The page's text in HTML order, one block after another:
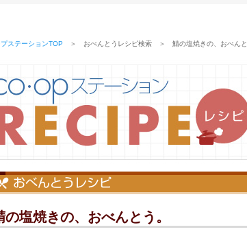
プステーションTOP ＞ おべんとうレシピ検索 ＞ 鯖の塩焼きの、おべんと
の塩焼きの、おべんとう。